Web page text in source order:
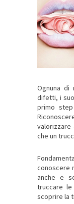
Ognuna
difetti, i
primo
che un
conoscere
anche e
truccare
scoprire la